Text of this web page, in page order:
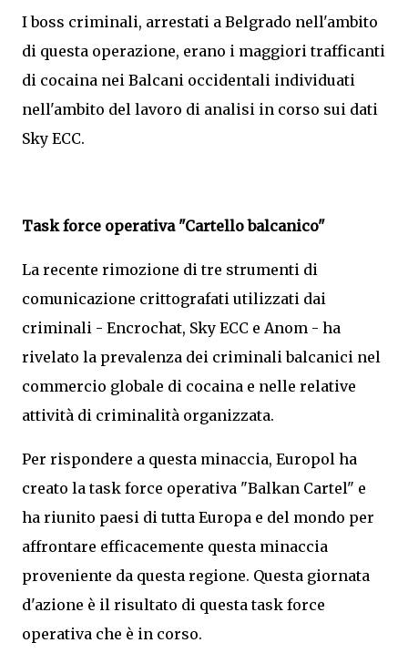
I boss criminali, arrestati a Belgrado nell'ambito
di questa operazione, erano i maggiori trafficanti
di cocaina nei Balcani occidentali individuati
nell'ambito del lavoro di analisi in corso sui dati
Sky ECC.
Task force operativa "Cartello balcanico"
La recente rimozione di tre strumenti di
comunicazione crittografati utilizzati dai
criminali - Encrochat, Sky ECC e Anom - ha
rivelato la prevalenza dei criminali balcanici nel
commercio globale di cocaina e nelle relative
attività di criminalità organizzata.
Per rispondere a questa minaccia, Europol ha
creato la task force operativa "Balkan Cartel" e
ha riunito paesi di tutta Europa e del mondo per
affrontare efficacemente questa minaccia
proveniente da questa regione. Questa giornata
d'azione è il risultato di questa task force
operativa che è in corso.